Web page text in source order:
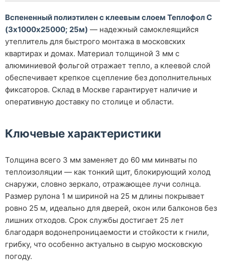
Вспененный полиэтилен с клеевым слоем Теплофол С
(3х1000х25000; 25м) — надежный самоклеящийся
утеплитель для быстрого монтажа в московских
квартирах и домах. Материал толщиной 3 мм с
алюминиевой фольгой отражает тепло, а клеевой слой
обеспечивает крепкое сцепление без дополнительных
фиксаторов. Склад в Москве гарантирует наличие и
оперативную доставку по столице и области.
Ключевые характеристики
Толщина всего 3 мм заменяет до 60 мм минваты по
теплоизоляции — как тонкий щит, блокирующий холод
снаружи, словно зеркало, отражающее лучи солнца.
Размер рулона 1 м шириной на 25 м длины покрывает
ровно 25 м, идеально для дверей, окон или балконов без
лишних отходов. Срок службы достигает 25 лет
благодаря водонепроницаемости и стойкости к гнили,
грибку, что особенно актуально в сырую московскую
погоду.